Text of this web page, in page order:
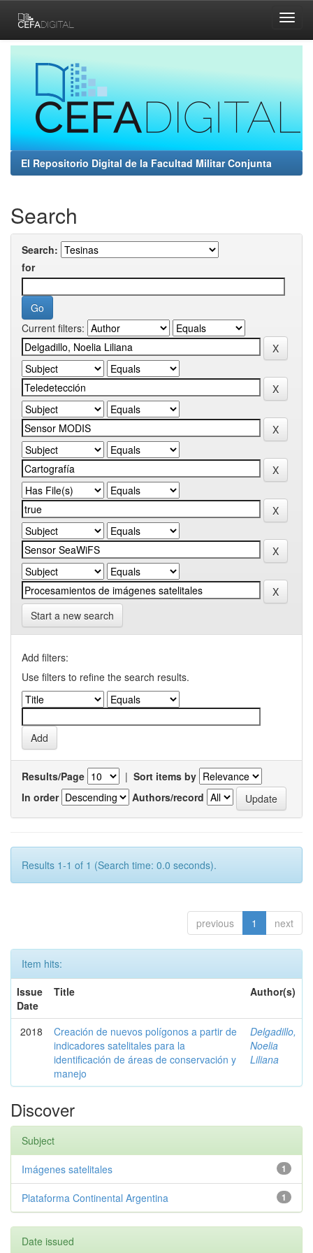
navigation
El Repositorio Digital de la Facultad Militar Conjunta
Search
Search:
for
Current filters:
Start a new search
Add filters:
Use filters to refine the search results.
Results/Page | Sort items by
In order
Authors/record
Results 1-1 of 1 (Search time: 0.0 seconds).
previous 1 next
Item hits:
Issue
Date
Title Author(s)
2018
Creación de nuevos polígonos a partir de
indicadores satelitales para la
identificación de áreas de conservación y
manejo
Delgadillo,
Noelia
Liliana
Discover
Subject
1
Imágenes satelitales
1
Plataforma Continental Argentina
Date issued